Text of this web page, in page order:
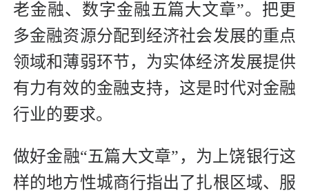
老金融、数字金融五篇大文章”。把更
多金融资源分配到经济社会发展的重点
领域和薄弱环节，为实体经济发展提供
有力有效的金融支持，这是时代对金融
行业的要求。
做好金融“五篇大文章”，为上饶银行这
样的地方性城商行指出了扎根区域、服